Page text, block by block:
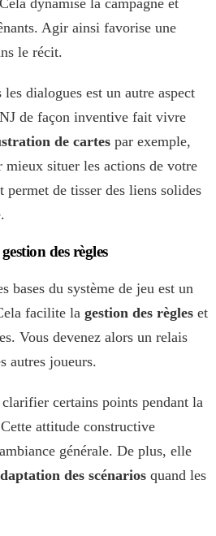
Agir ainsi favorise une
le récit.
dialogues est un autre aspect
de façon inventive fait vivre
de cartes par exemple,
mieux situer les actions de votre
permet de tisser des liens solides
des règles
bases du système de jeu est un
facilite la gestion des règles et
Vous devenez alors un relais
autres joueurs.
certains points pendant la
attitude constructive
générale. De plus, elle
des scénarios quand les